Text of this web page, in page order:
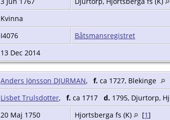
Kvinna
I4076
Båtsmansregistret
13 Dec 2014
Anders Jönsson DJURMAN, f. ca 1727, Blekinge
Lisbet Trulsdotter, f. ca 1717 d. 1795, Djurtorp,
20 Maj 1750 Hjortsberga fs (K) [1]